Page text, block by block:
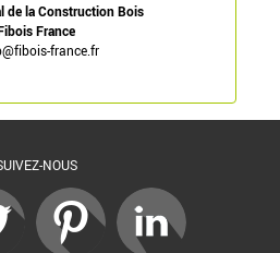
de la Construction Bois
France
france.fr
NOUS